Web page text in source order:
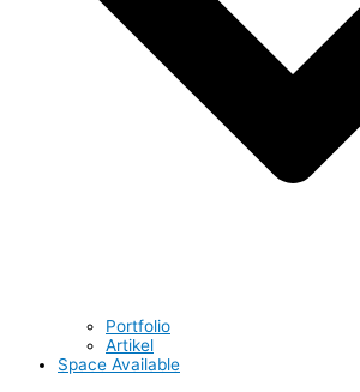
Portfolio
Artikel
Space Available